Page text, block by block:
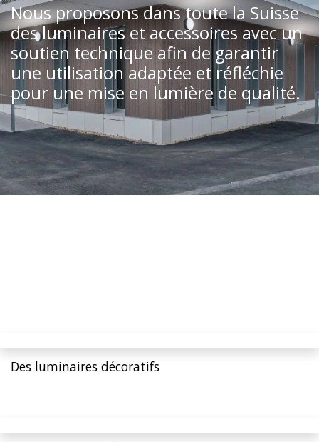
Nous proposons dans toute la Suisse
des luminaires et accessoires avec un
soutien technique afin de garantir
une utilisation adaptée et réfléchie
pour une mise en lumière de qualité.
Des luminaires décoratifs